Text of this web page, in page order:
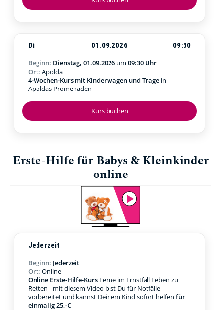
Kurs buchen
Di 01.09.2026
09:30
Beginn: Dienstag, 01.09.2026 um 09:30 Uhr
Ort: Apolda
4-Wochen-Kurs mit Kinderwagen und Trage in
Apoldas Promenaden
Erste-Hilfe für Babys & Kleinkinder
online
Jederzeit
Beginn: Jederzeit
Ort: Online
Online Erste-Hilfe-Kurs Lerne im Ernstfall Leben zu
Retten - mit diesem Video bist Du für Notfälle
vorbereitet und kannst Deinem Kind sofort helfen für
einmalig 25,-€